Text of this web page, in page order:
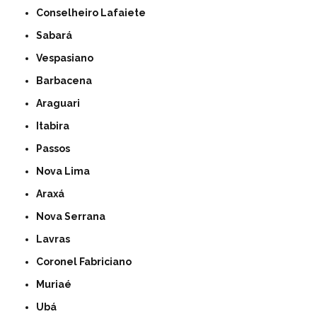
Conselheiro Lafaiete
Sabará
Vespasiano
Barbacena
Araguari
Itabira
Passos
Nova Lima
Araxá
Nova Serrana
Lavras
Coronel Fabriciano
Muriaé
Ubá